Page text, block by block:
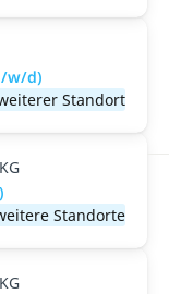
w/d)
Standort
Standorte